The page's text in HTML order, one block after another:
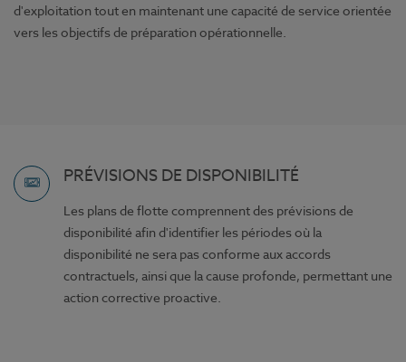
d'exploitation tout en maintenant une capacité de service orientée
vers les objectifs de préparation opérationnelle.
PRÉVISIONS DE DISPONIBILITÉ
Les plans de flotte comprennent des prévisions de
disponibilité afin d'identifier les périodes où la
disponibilité ne sera pas conforme aux accords
contractuels, ainsi que la cause profonde, permettant une
action corrective proactive.